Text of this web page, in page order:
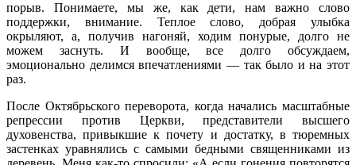
порыв. Понимаете, мы же, как дети, нам важно слово
поддержки, внимание. Теплое слово, добрая улыбка
окрыляют, а, получив нагоняй, ходим понурые, долго не
можем заснуть. И вообще, все долго обсуждаем,
эмоционально делимся впечатлениями — так было и на этот
раз.
После Октябрьского переворота, когда начались масштабные
репрессии против Церкви, представители высшего
духовенства, привыкшие к почету и достатку, в тюремных
застенках уравнялись с самыми бедными священниками из